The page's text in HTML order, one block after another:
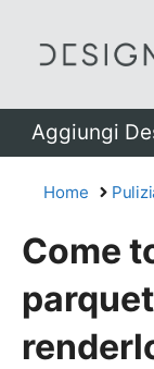
Aggiungi
Home
Come